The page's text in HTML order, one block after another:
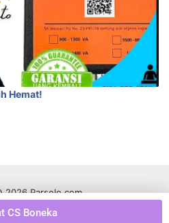
Hemat!
Parselo.com
CS Boneka